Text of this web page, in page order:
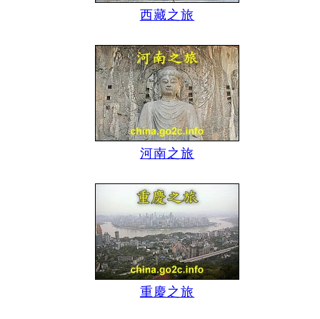
西藏之旅
河南之旅
重慶之旅